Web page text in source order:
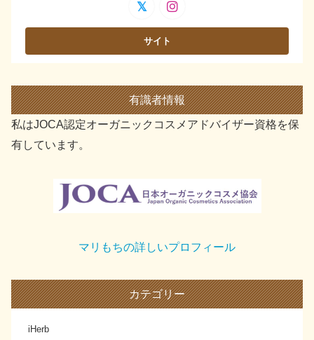
有識者情報
私はJOCA認定オーガニックコスメアドバイザー資格を保
有しています。
マリもちの詳しいプロフィール
カテゴリー
iHerb